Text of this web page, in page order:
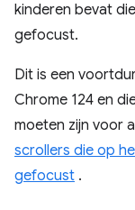
kinderen bevat
gefocust.
Dit is een
Chrome 124 en
moeten zijn voor
scrollers die op
gefocust .